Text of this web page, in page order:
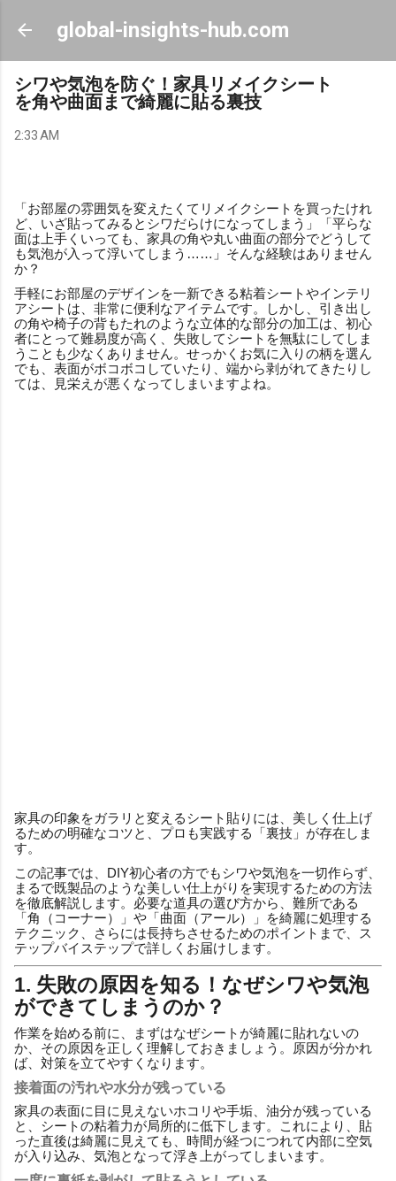
Skip to main content
global-insights-hub.com
シワや気泡を防ぐ！家具リメイクシート
を角や曲面まで綺麗に貼る裏技
2:33 AM
「お部屋の雰囲気を変えたくてリメイクシートを買ったけれ
ど、いざ貼ってみるとシワだらけになってしまう」「平らな
面は上手くいっても、家具の角や丸い曲面の部分でどうして
も気泡が入って浮いてしまう……」そんな経験はありません
か？
手軽にお部屋のデザインを一新できる粘着シートやインテリ
アシートは、非常に便利なアイテムです。しかし、引き出し
の角や椅子の背もたれのような立体的な部分の加工は、初心
者にとって難易度が高く、失敗してシートを無駄にしてしま
うことも少なくありません。せっかくお気に入りの柄を選ん
でも、表面がボコボコしていたり、端から剥がれてきたりし
ては、見栄えが悪くなってしまいますよね。
家具の印象をガラリと変えるシート貼りには、美しく仕上げ
るための明確なコツと、プロも実践する「裏技」が存在しま
す。
この記事では、DIY初心者の方でもシワや気泡を一切作らず、
まるで既製品のような美しい仕上がりを実現するための方法
を徹底解説します。必要な道具の選び方から、難所である
「角（コーナー）」や「曲面（アール）」を綺麗に処理する
テクニック、さらには長持ちさせるためのポイントまで、ス
テップバイステップで詳しくお届けします。
1. 失敗の原因を知る！なぜシワや気泡
ができてしまうのか？
作業を始める前に、まずはなぜシートが綺麗に貼れないの
か、その原因を正しく理解しておきましょう。原因が分かれ
ば、対策を立てやすくなります。
接着面の汚れや水分が残っている
家具の表面に目に見えないホコリや手垢、油分が残っている
と、シートの粘着力が局所的に低下します。これにより、貼
った直後は綺麗に見えても、時間が経つにつれて内部に空気
が入り込み、気泡となって浮き上がってしまいます。